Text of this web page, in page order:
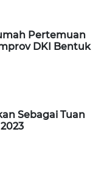
Pertemuan
DKI Bentuk
Sebagai Tuan